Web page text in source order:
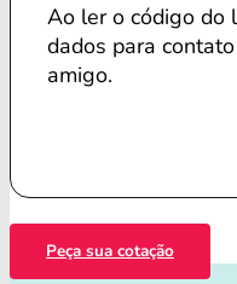
Ao ler o código do
dados para
amigo.
Peça sua cotação